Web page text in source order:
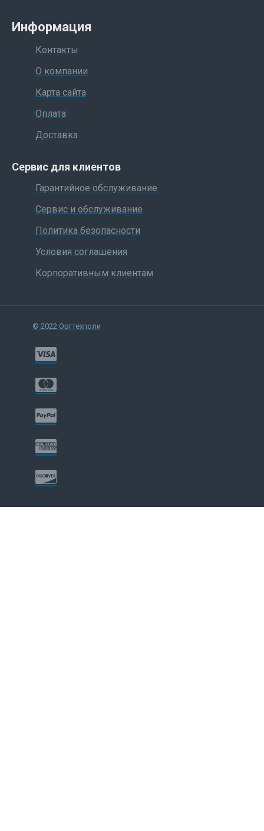
Информация
Контакты
О компании
Карта сайта
Оплата
Доставка
Сервис для клиентов
Гарантийное обслуживание
Сервис и обслуживание
Политика безопасности
Условия соглашения
Корпоративным клиентам
© 2022 Оргтехполи